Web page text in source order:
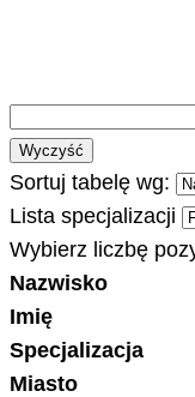
Wyczyść
Sortuj tabelę wg:
Lista specjalizacji
Wybierz liczbę
Nazwisko
Imię
Specjalizacja
Miasto